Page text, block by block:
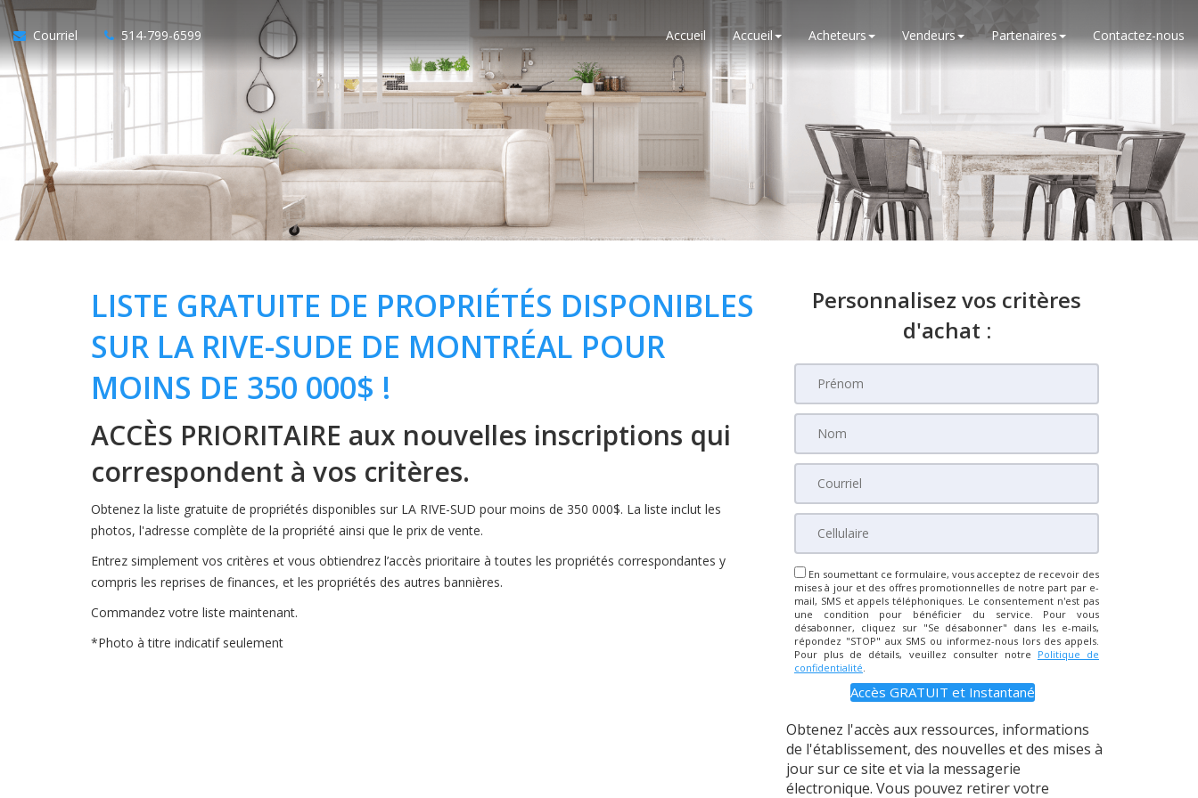
Courriel 514-799-6599 Accueil Accueil Acheteurs Vendeurs Partenaires Contactez-nous
LISTE GRATUITE DE PROPRIÉTÉS DISPONIBLES
SUR LA RIVE-SUDE DE MONTRÉAL POUR
MOINS DE 350 000$ !
ACCÈS PRIORITAIRE aux nouvelles inscriptions qui
correspondent à vos critères.
Obtenez la liste gratuite de propriétés disponibles sur LA RIVE-SUD pour moins de 350 000$. La liste inclut les
photos, l'adresse complète de la propriété ainsi que le prix de vente.
Entrez simplement vos critères et vous obtiendrez l’accès prioritaire à toutes les propriétés correspondantes y
compris les reprises de finances, et les propriétés des autres bannières.
Commandez votre liste maintenant.
*Photo à titre indicatif seulement
Personnalisez vos critères
d'achat :
En soumettant ce formulaire, vous acceptez de recevoir des
mises à jour et des offres promotionnelles de notre part par e-
mail, SMS et appels téléphoniques. Le consentement n'est pas
une condition pour bénéficier du service. Pour vous
désabonner, cliquez sur "Se désabonner" dans les e-mails,
répondez "STOP" aux SMS ou informez-nous lors des appels.
Pour plus de détails, veuillez consulter notre Politique de
confidentialité.
Obtenez l'accès aux ressources, informations
de l'établissement, des nouvelles et des mises à
jour sur ce site et via la messagerie
électronique. Vous pouvez retirer votre